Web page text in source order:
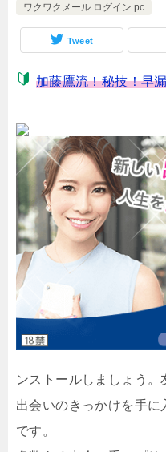
ワクワクメール ログイン pc
Tweet
加藤鷹流！秘技！早
ンストールしましょう
出会いのきっかけを手
です。